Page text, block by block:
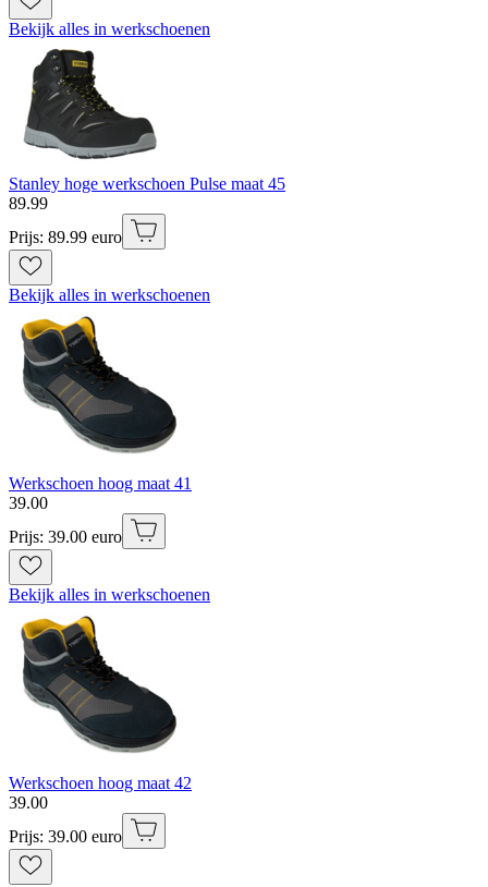
Bekijk alles in werkschoenen
Stanley hoge werkschoen Pulse maat 45
89.99
Prijs: 89.99 euro
Bekijk alles in werkschoenen
Werkschoen hoog maat 41
39.00
Prijs: 39.00 euro
Bekijk alles in werkschoenen
Werkschoen hoog maat 42
39.00
Prijs: 39.00 euro